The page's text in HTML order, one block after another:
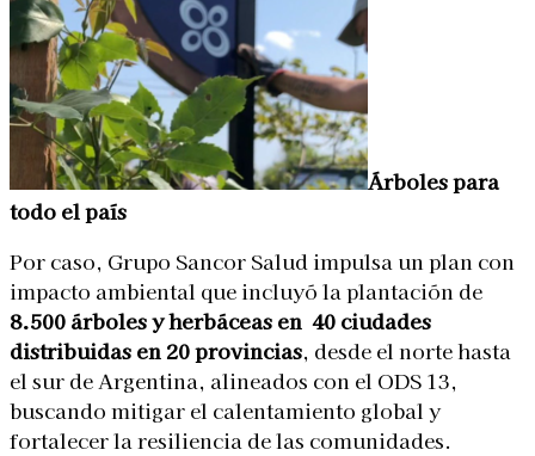
Árboles para
todo el país
Por caso, Grupo Sancor Salud impulsa un plan con
impacto ambiental que incluyó la plantación de
8.500 árboles y herbáceas en 40 ciudades
distribuidas en 20 provincias, desde el norte hasta
el sur de Argentina, alineados con el ODS 13,
buscando mitigar el calentamiento global y
fortalecer la resiliencia de las comunidades.